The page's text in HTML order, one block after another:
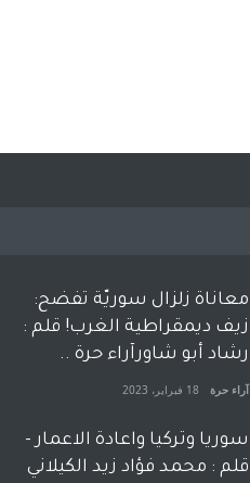
معاناة زلزال سوريّة تفضح:
زيف ديمقراطية الغرب! قلم :
رشاد أبو شاورآراء حرة ..
آراء حرة 18 فبراير، 2023
سوريا وتركيا واعادة الاعمار -
قلم : محمد فؤاد زيد الكيلاني